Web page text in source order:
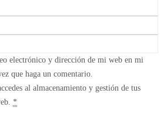
electrónico y dirección de mi web en mi
que haga un comentario.
al almacenamiento y gestión de tus
*